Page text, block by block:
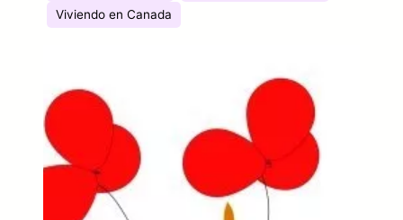
Viviendo en Canada